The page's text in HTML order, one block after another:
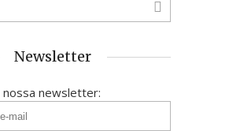
Newsletter
nossa newsletter: